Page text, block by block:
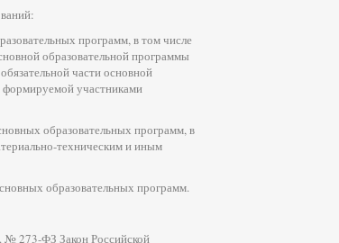
программ, в том числе
образовательной программы
части основной
формируемой участниками
образовательных программ, в
техническим и иным
образовательных программ.
№ 273-ФЗ Закон Российской